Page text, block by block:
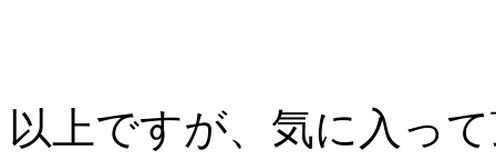
以上ですが、気に入っ